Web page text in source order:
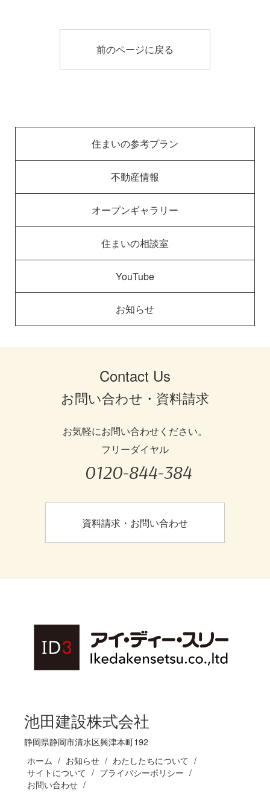
前のページに戻る
住まいの参考プラン
不動産情報
オープンギャラリー
住まいの相談室
YouTube
お知らせ
Contact Us
お問い合わせ・資料請求
お気軽にお問い合わせください。
フリーダイヤル
0120-844-384
資料請求・お問い合わせ
池田建設株式会社
静岡県静岡市清水区興津本町192
ホーム
お知らせ
わたしたちについて
サイトについて
プライバシーポリシー
お問い合わせ